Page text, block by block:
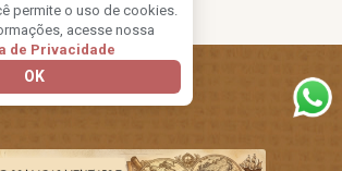
permite o uso de cookies.
acesse nossa
de Privacidade
OK
Outros Artigos